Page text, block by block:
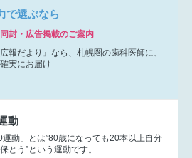
で選ぶなら
封・広告掲載のご案内
広報だより』なら、札幌圏の歯科医師に、
実にお届け
動
運動」とは”80歳になっても20本以上自分
とう”という運動です。